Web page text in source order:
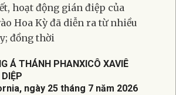
hoạt động gián điệp của
Hoa Kỳ đã diễn ra từ nhiều
đồng thời
Á THÁNH PHANXICÔ XAVIÊ
ngày 25 tháng 7 năm 2026